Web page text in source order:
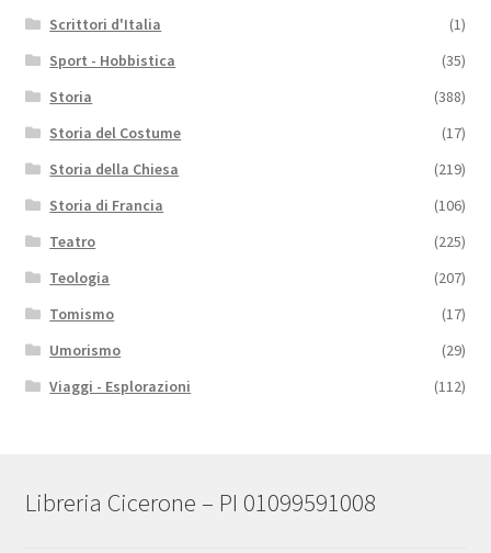
Scrittori d'Italia
(1)
Sport - Hobbistica
(35)
Storia
(388)
Storia del Costume
(17)
Storia della Chiesa
(219)
Storia di Francia
(106)
Teatro
(225)
Teologia
(207)
Tomismo
(17)
Umorismo
(29)
Viaggi - Esplorazioni
(112)
Libreria Cicerone – PI 01099591008